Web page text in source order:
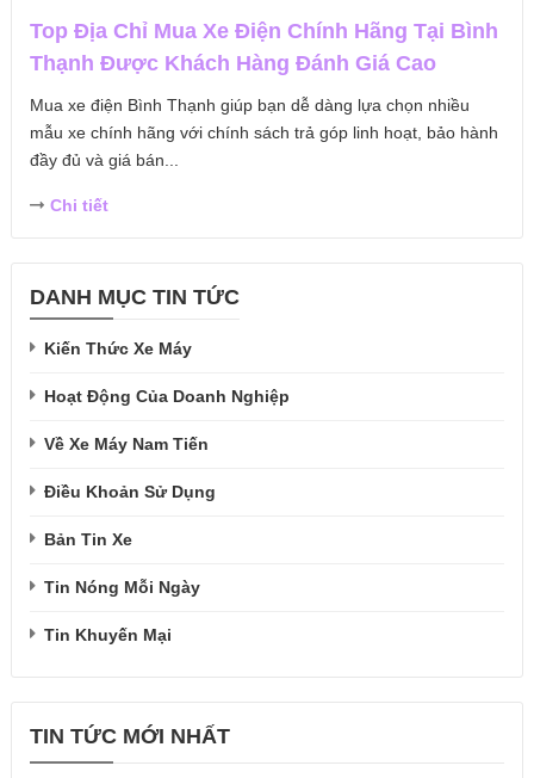
Top Địa Chỉ Mua Xe Điện Chính Hãng Tại Bình
Thạnh Được Khách Hàng Đánh Giá Cao
Mua xe điện Bình Thạnh giúp bạn dễ dàng lựa chọn nhiều
mẫu xe chính hãng với chính sách trả góp linh hoạt, bảo hành
đầy đủ và giá bán...
Chi tiết
DANH MỤC TIN TỨC
Kiến Thức Xe Máy
Hoạt Động Của Doanh Nghiệp
Về Xe Máy Nam Tiến
Điều Khoản Sử Dụng
Bản Tin Xe
Tin Nóng Mỗi Ngày
Tin Khuyến Mại
TIN TỨC MỚI NHẤT